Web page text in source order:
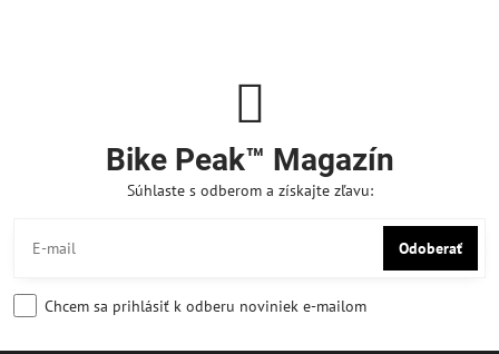
Bike Peak™ Magazín
Súhlaste s odberom a získajte zľavu:
Odoberať
Chcem sa prihlásiť k odberu noviniek e-mailom